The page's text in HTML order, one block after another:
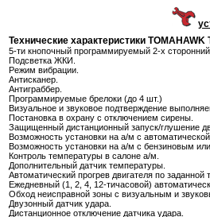
Технические характеристики TOMAHAWK
5-ти кнопочный программируемый 2-х
Подсветка ЖКИ.
Режим вибрации.
Антисканер.
Антиграббер.
Программируемые брелоки (до 4 шт.)
Визуальное и звуковое подтверждение
Постановка в охрану с отключением сирены.
Защищенный дистанционный запуск/глушение
Возможность установки на а/м с
Возможность установки на а/м с бензиновым
Контроль температуры в салоне а/м.
Дополнительный датчик температуры.
Автоматический прогрев двигателя по заданной
Ежедневный (1, 2, 4, 12-тичасовой)
Обход неисправной зоны с визуальным и
Двузонный датчик удара.
Дистанционное отключение датчика удара.